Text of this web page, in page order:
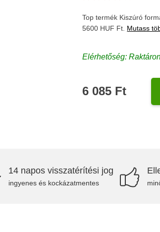
Top termék Kiszúró
5600 HUF Ft. Mutass
Elérhetőség:
6 085 Ft
14 napos visszatérítési jog
ingyenes és kockázatmentes